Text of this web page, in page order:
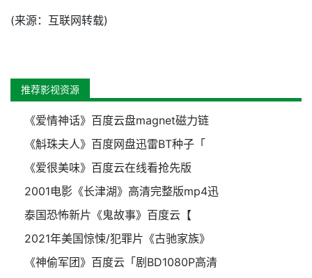
(来源：互联网转载)
推荐影视资源
《爱情神话》百度云盘magnet磁力链
《斛珠夫人》百度网盘迅雷BT种子「
《爱很美味》百度云在线看抢先版
2001电影《长津湖》高清完整版mp4迅
泰国恐怖新片《鬼故事》百度云【
2021年美国惊悚/犯罪片《古驰家族》
《神偷军团》百度云「剧BD1080P高清